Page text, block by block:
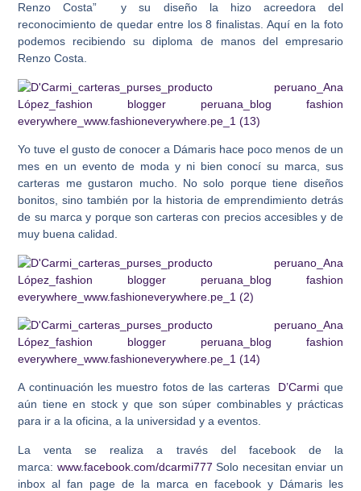
Renzo Costa” y su diseño la hizo acreedora del
reconocimiento de quedar entre los 8 finalistas. Aquí en la foto
podemos recibiendo su diploma de manos del empresario
Renzo Costa.
Yo tuve el gusto de conocer a Dámaris hace poco menos de un
mes en un evento de moda y ni bien conocí su marca, sus
carteras me gustaron mucho. No solo porque tiene diseños
bonitos, sino también por la historia de emprendimiento detrás
de su marca y porque son carteras con precios accesibles y de
muy buena calidad.
A continuación les muestro fotos de las carteras D’Carmi que
aún tiene en stock y que son súper combinables y prácticas
para ir a la oficina, a la universidad y a eventos.
La venta se realiza a través del facebook de la
marca: www.facebook.com/dcarmi777 Solo necesitan enviar un
inbox al fan page de la marca en facebook y Dámaris les